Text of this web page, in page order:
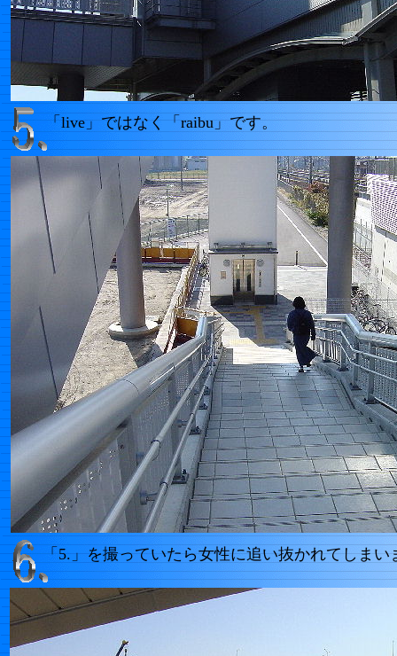
「live」ではなく「raibu」です。
「5.」を撮っていたら女性に追い抜かれてしまい